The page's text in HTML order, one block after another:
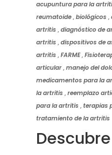
acupuntura para la
reumatoide,biológicos ,
artritis ,diagnóstico de
artritis ,dispositivos de
artritis ,FARME,
articular,manejo del
medicamentos para la
la artritis ,reemplazo
para la artritis ,terapias
tratamiento de la artritis